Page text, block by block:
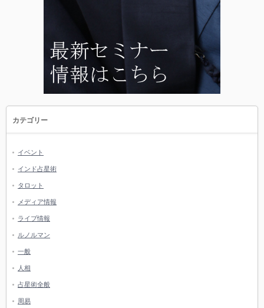
カテゴリー
イベント
インド占星術
タロット
メディア情報
ライブ情報
ルノルマン
一般
人相
占星術全般
周易